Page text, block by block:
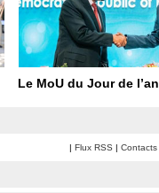
Le MoU du Jour de
| Flux RSS | Contacts